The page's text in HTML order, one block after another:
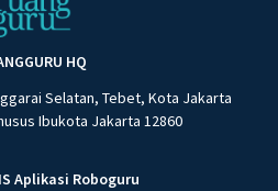
HQ
Selatan, Tebet, Kota Jakarta
Ibukota Jakarta 12860
Aplikasi Roboguru